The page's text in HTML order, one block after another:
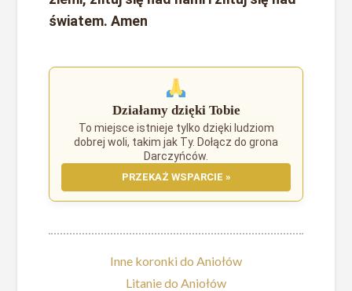
światem. Amen
Działamy dzięki Tobie
To miejsce istnieje tylko dzięki ludziom
dobrej woli, takim jak Ty. Dołącz do grona
Darczyńców.
PRZEKAŻ WSPARCIE »
Inne koronki do Aniołów
Litanie do Aniołów